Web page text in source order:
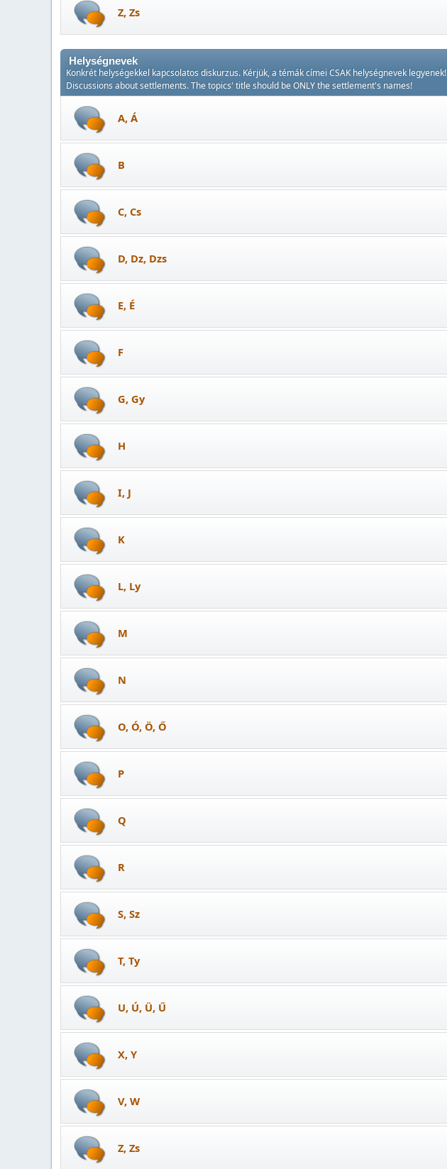
Z, Zs
Helységnevek
Konkrét helységekkel kapcsolatos diskurzus. Kérjük, a témák címei CSAK helységnevek legyenek!
Discussions about settlements. The topics' title should be ONLY the settlement's names!
A, Á
B
C, Cs
D, Dz, Dzs
E, É
F
G, Gy
H
I, J
K
L, Ly
M
N
O, Ó, Ö, Ő
P
Q
R
S, Sz
T, Ty
U, Ú, Ü, Ű
X, Y
V, W
Z, Zs